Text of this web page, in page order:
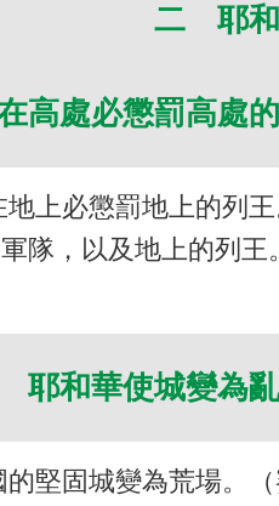
二 耶和
高處必懲罰高處
上必懲罰地上的列
隊，以及地上的列
耶和華使城變為
堅固城變為荒場。